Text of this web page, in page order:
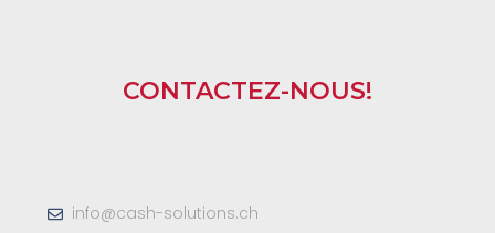
CONTACTEZ-NOUS!
info@cash-solutions.ch